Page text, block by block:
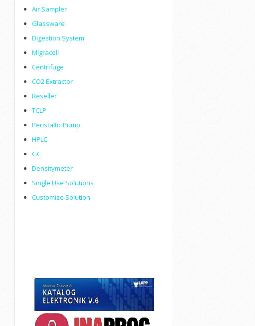
Air Sampler
Glassware
Digestion System
Migracell
Centrifuge
CO2 Extractor
Reseller
TCLP
Peristaltic Pump
HPLC
GC
Densitymeter
Single Use Solutions
Customize Solution